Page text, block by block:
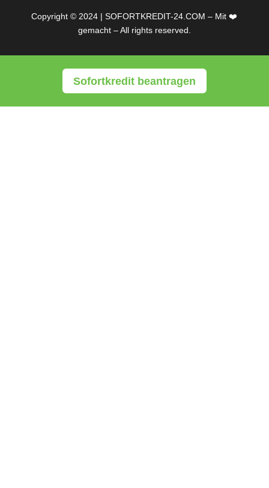
Copyright © 2024 | SOFORTKREDIT-24.COM – Mit ❤️
gemacht – All rights reserved.
Sofortkredit beantragen